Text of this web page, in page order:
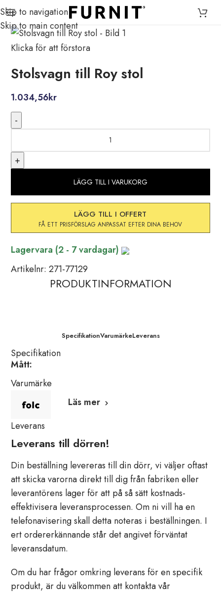
Skip to navigation
Skip to main content
Klicka för att förstora
Stolsvagn till Roy stol
1.034,56kr
LÄGG TILL I VARUKORG
LÄGG TILL I OFFERT
Lagervara (2 - 7 vardagar)
Artikelnr:271-77129
PRODUKTINFORMATION
SpecifikationVarumärkeLeverans
Specifikation
Mått:
Varumärke
Läs mer
Leverans
Leverans till dörren!
Din beställning levereras till din dörr, vi väljer oftast
att skicka varorna direkt till dig från fabriken eller
leverantörens lager för att på så sätt kostnads-
effektivisera leveransprocessen. Om ni vill ha en
telefonavisering skall detta noteras i beställningen. I
ert ordererkännande står det angivet förväntat
leveransdatum.
Om du har frågor omkring leverans för en specifik
produkt, är du välkommen att kontakta vår